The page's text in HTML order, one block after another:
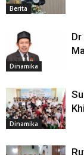
Berita
Dinamika
Dinamika